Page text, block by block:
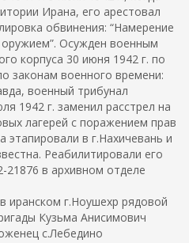
Ирана, его арестовал
обвинения: “Намерение
Осужден военным
корпуса 30 июня 1942 г. по
законам военного времени:
военный трибунал
1942 г. заменил расстрел на
лагерей с поражением прав
в г.Нахичевань и
Реабилитировали его
21876 в архивном отделе
иранском г.Ноушехр рядовой
Кузьма Анисимович
с.Лебедино